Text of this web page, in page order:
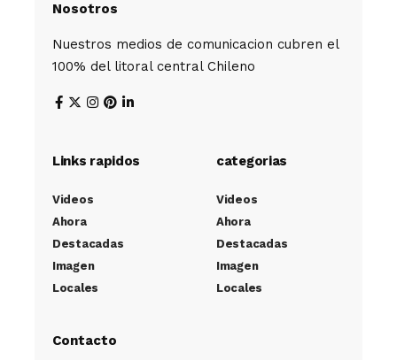
Nosotros
Nuestros medios de comunicacion cubren el
100% del litoral central Chileno
Links rapidos
Videos
Ahora
Destacadas
Imagen
Locales
categorias
Videos
Ahora
Destacadas
Imagen
Locales
Contacto